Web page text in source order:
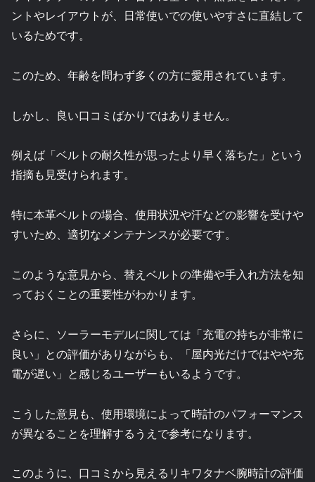
ントやレイアウトが、日常使いでの使いやすさに直結して
いるためです。
このため、年齢を問わず多くの方に愛用されています。
しかし、良い口コミばかりではありません。
例えば「ベルトの耐久性が思ったより早く落ちた」という
指摘も見受けられます。
特に本革ベルトの場合、使用状況や汗などの影響を受けや
すいため、適切なメンテナンスが必要です。
このような意見から、替えベルトの準備や手入れ方法を知
っておくことの重要性がわかります。
さらに、ソーラーモデルに関しては「充電の持ちが非常に
良い」との評価がありながらも、「屋内光だけではやや充
電が遅い」と感じるユーザーもいるようです。
こうした意見も、使用環境によって時計のパフォーマンス
が異なることを理解するうえで参考になります。
このように、口コミから見えるリキワタナベ腕時計の評価